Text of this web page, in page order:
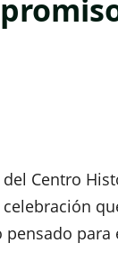
Centro
celebración
pensado para